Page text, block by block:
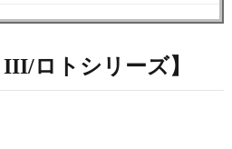
ロトシリーズ】